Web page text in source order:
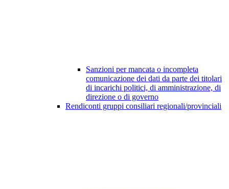
Sanzioni per mancata o incompleta
comunicazione dei dati da parte dei titolari
di incarichi politici, di amministrazione, di
direzione o di governo
Rendiconti gruppi consiliari regionali/provinciali